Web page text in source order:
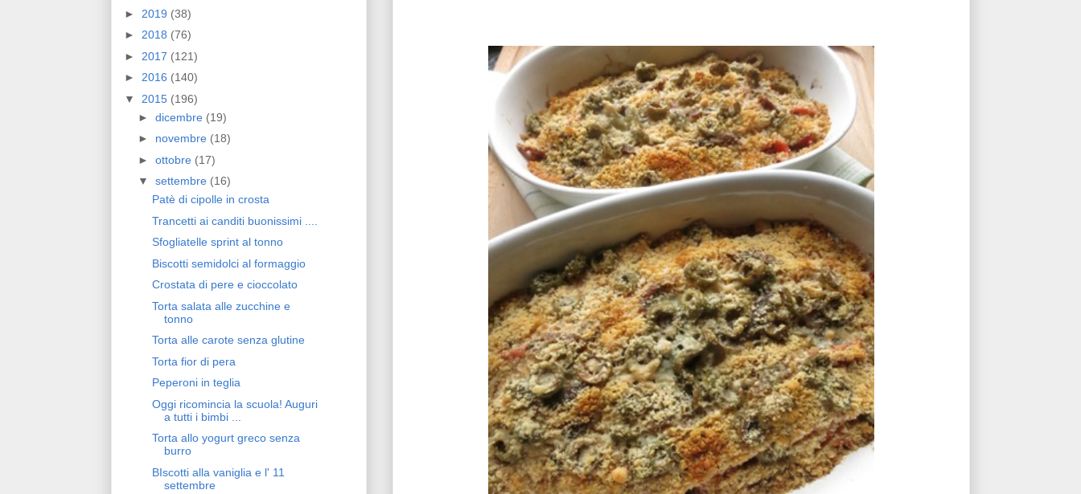
► 2019 (38)
► 2018 (76)
► 2017 (121)
► 2016 (140)
▼ 2015 (196)
► dicembre (19)
► novembre (18)
► ottobre (17)
▼ settembre (16)
Patè di cipolle in crosta
Trancetti ai canditi buonissimi ....
Sfogliatelle sprint al tonno
Biscotti semidolci al formaggio
Crostata di pere e cioccolato
Torta salata alle zucchine e
tonno
Torta alle carote senza glutine
Torta fior di pera
Peperoni in teglia
Oggi ricomincia la scuola! Auguri
a tutti i bimbi ...
Torta allo yogurt greco senza
burro
BIscotti alla vaniglia e l' 11
settembre